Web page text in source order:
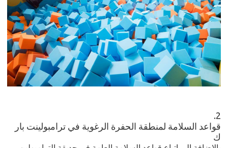
2.
قواعد السلامة لمنطقة الحفرة الرغوية في ترامبولينت بار
ك